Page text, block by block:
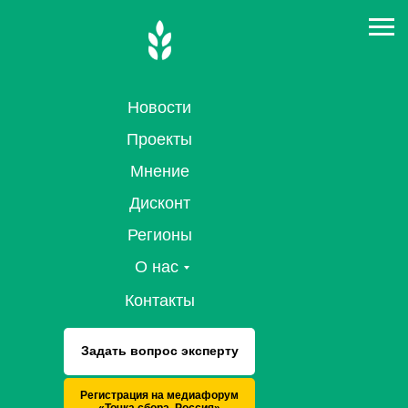
Новости
Проекты
Мнение
Дисконт
Регионы
О нас
Контакты
Задать вопрос эксперту
Регистрация на медиафорум